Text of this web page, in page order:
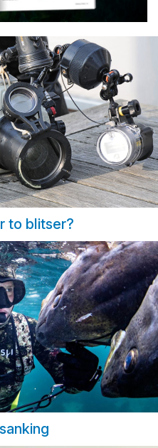
to blitser?